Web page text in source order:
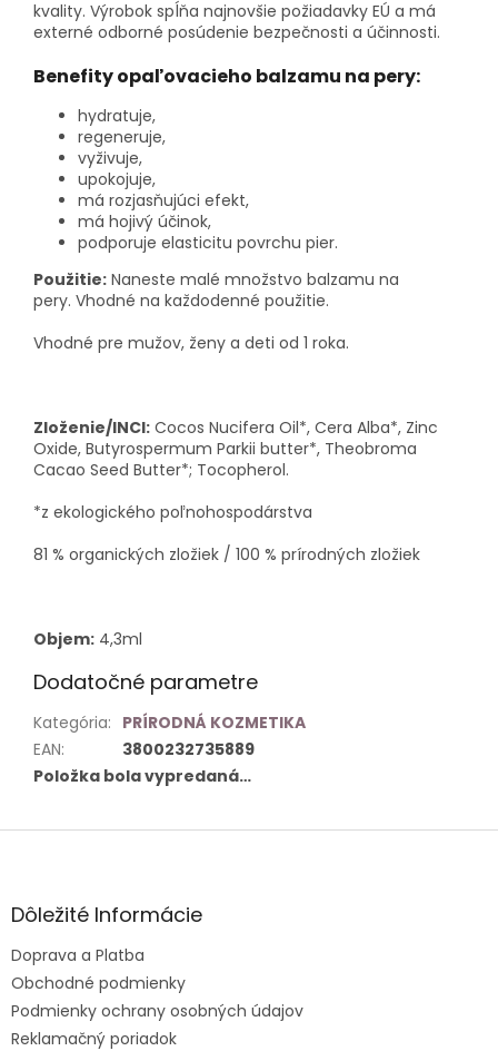
kvality. Výrobok spĺňa najnovšie požiadavky EÚ a má
externé odborné posúdenie bezpečnosti a účinnosti.
Benefity opaľovacieho balzamu na pery:
hydratuje,
regeneruje,
vyživuje,
upokojuje,
má rozjasňujúci efekt,
má hojivý účinok,
podporuje elasticitu povrchu pier.
Použitie: Naneste malé množstvo balzamu na
pery. Vhodné na každodenné použitie.
Vhodné pre mužov, ženy a deti od 1 roka.
Zloženie/INCI: Cocos Nucifera Oil*, Cera Alba*, Zinc
Oxide, Butyrospermum Parkii butter*, Theobroma
Cacao Seed Butter*; Tocopherol.
*z ekologického poľnohospodárstva
81 % organických zložiek / 100 % prírodných zložiek
Objem: 4,3ml
Dodatočné parametre
Kategória: PRÍRODNÁ KOZMETIKA
EAN:
3800232735889
Položka bola vypredaná…
Z
ä
e
Dôležité Informácie
Doprava a Platba
Obchodné podmienky
Podmienky ochrany osobných údajov
Reklamačný poriadok